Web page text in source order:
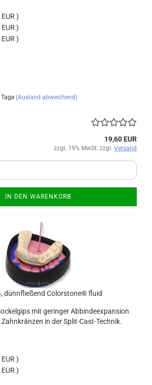
)
)
)
(Ausland abweichend)
19,60 EUR
zzgl. 19% MwSt. zzgl. Versand
IN DEN WARENKORB
dünnfließend Colorstone® fluid
mit geringer Abbindeexpansion
in der Split-Cast-Technik.
)
)